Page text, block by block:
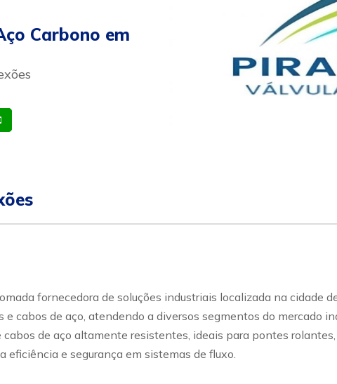
Carbono em
fornecedora de soluções industriais localizada na cidade
cabos de aço, atendendo a diversos segmentos do mercado
de aço altamente resistentes, ideais para pontes
e segurança em sistemas de fluxo.